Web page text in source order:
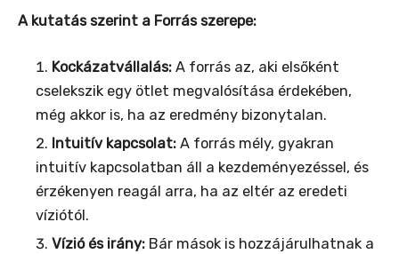
A kutatás szerint a Forrás szerepe:
Kockázatvállalás: A forrás az, aki elsőként
cselekszik egy ötlet megvalósítása érdekében,
még akkor is, ha az eredmény bizonytalan.
Intuitív kapcsolat: A forrás mély, gyakran
intuitív kapcsolatban áll a kezdeményezéssel, és
érzékenyen reagál arra, ha az eltér az eredeti
víziótól.
Vízió és irány: Bár mások is hozzájárulhatnak a